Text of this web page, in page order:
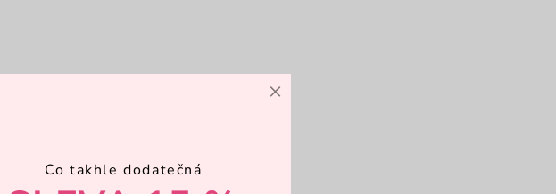
×
Co takhle dodatečná